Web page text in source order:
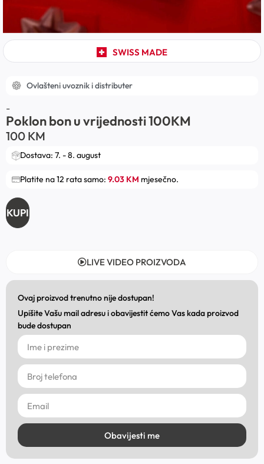
SWISS MADE
Ovlašteni uvoznik i distributer
-
Poklon bon u vrijednosti 100KM
100 KM
Dostava: 7. - 8. august
Platite na 12 rata samo: 9.03 KM mjesečno.
KUPI
LIVE VIDEO PROIZVODA
Ovaj proizvod trenutno nije dostupan!
Upišite Vašu mail adresu i obavijestit ćemo Vas kada proizvod
bude dostupan
Obavijesti me